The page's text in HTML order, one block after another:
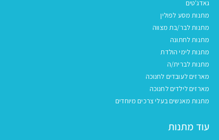
גאדג'טים
מתנות מסע לפולין
מתנות לבר/בת מצווה
מתנות לחתונה
מתנות לימי הולדת
מתנות לברית/ה
מארזים לעובדים לחנוכה
מארזים לילדים לחנוכה
מתנות מאנשים בעלי צרכים מיוחדים
עוד מתנות